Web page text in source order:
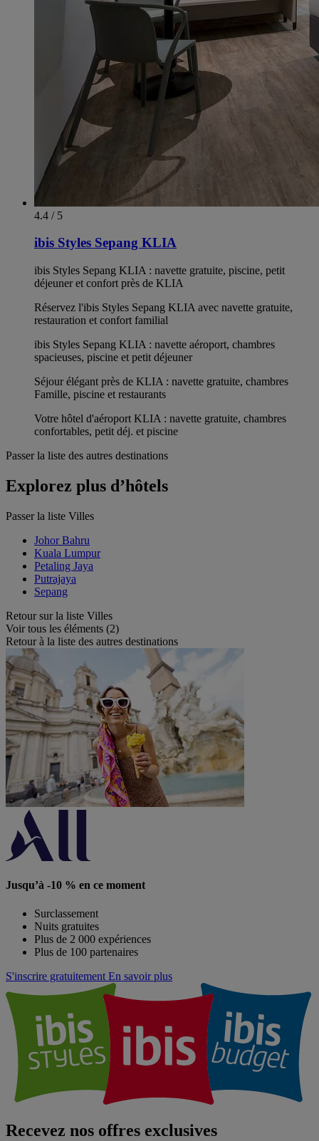
4.4 / 5
ibis Styles Sepang KLIA
ibis Styles Sepang KLIA : navette gratuite, piscine, petit
déjeuner et confort près de KLIA
Réservez l'ibis Styles Sepang KLIA avec navette gratuite,
restauration et confort familial
ibis Styles Sepang KLIA : navette aéroport, chambres
spacieuses, piscine et petit déjeuner
Séjour élégant près de KLIA : navette gratuite, chambres
Famille, piscine et restaurants
Votre hôtel d'aéroport KLIA : navette gratuite, chambres
confortables, petit déj. et piscine
Passer la liste des autres destinations
Explorez plus d’hôtels
Passer la liste Villes
Johor Bahru
Kuala Lumpur
Petaling Jaya
Putrajaya
Sepang
Retour sur la liste Villes
Voir tous les éléments (2)
Retour à la liste des autres destinations
Jusqu’à -10 % en ce moment
Surclassement
Nuits gratuites
Plus de 2 000 expériences
Plus de 100 partenaires
S'inscrire gratuitement En savoir plus
Recevez nos offres exclusives